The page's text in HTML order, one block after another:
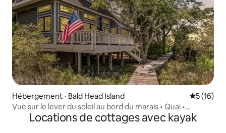
Hébergement ⋅ Bald Head Island
5 (16)
Vue sur le lever du soleil au bord du marais • Quai •
2 chariots • Kayaks
Locations de cottages avec kayak